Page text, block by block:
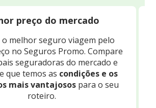
preço do mercado
o melhor seguro viagem pelo
no Seguros Promo. Compare
seguradoras do mercado e
que temos as condições e os
mais vantajosospara o seu
roteiro.